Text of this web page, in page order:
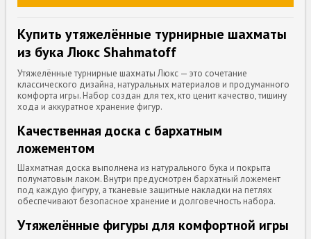
Купить утяжелённые турнирные шахматы
из бука Люкс Shahmatoff
Утяжелённые турнирные шахматы Люкс — это сочетание
классического дизайна, натуральных материалов и продуманного
комфорта игры. Набор создан для тех, кто ценит качество, тишину
хода и аккуратное хранение фигур.
Качественная доска с бархатным
ложементом
Шахматная доска выполнена из натурального бука и покрыта
полуматовым лаком. Внутри предусмотрен бархатный ложемент
под каждую фигуру, а тканевые защитные накладки на петлях
обеспечивают безопасное хранение и долговечность набора.
Утяжелённые фигуры для комфортной игры